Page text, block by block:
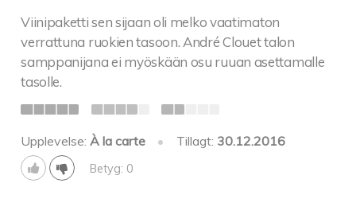
Viinipaketti sen sijaan oli melko vaatimaton
verrattuna ruokien tasoon. André Clouet talon
samppanijana ei myöskään osu ruuan asettamalle
tasolle.
Upplevelse:À la carte • Tillagt: 30.12.2016
Betyg: 0